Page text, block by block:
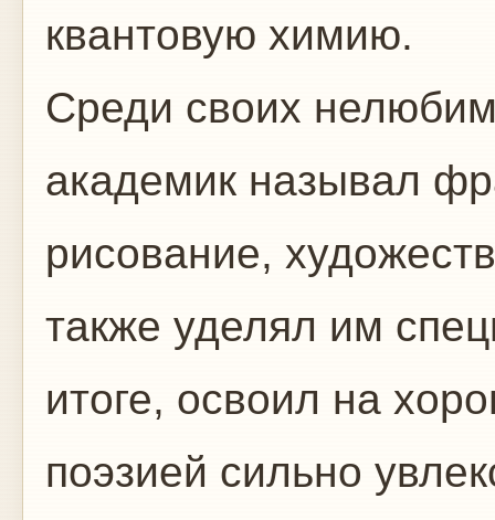
квантовую химию.
Среди своих
академик называл
рисование,
также уделял им
итоге, освоил на
поэзией сильно